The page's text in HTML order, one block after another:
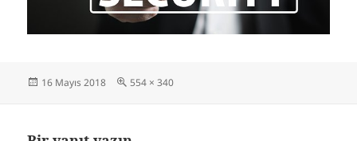
Yayın
16 Mayıs 2018
Tam
554 × 340